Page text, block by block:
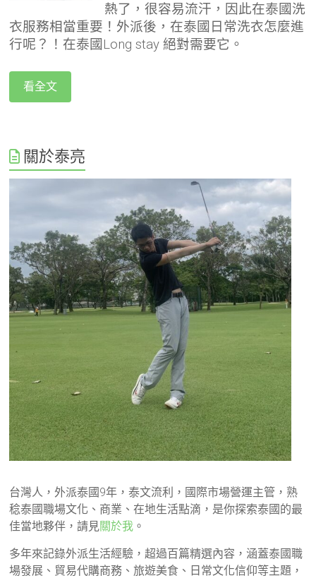
熱了，很容易流汗，因此在泰國洗
衣服務相當重要！外派後，在泰國日常洗衣怎麼進
行呢？！在泰國Long stay 絕對需要它。
看全文
關於泰亮
台灣人，外派泰國9年，泰文流利，國際市場營運主管，熟
稔泰國職場文化、商業、在地生活點滴，是你探索泰國的最
佳當地夥伴，請見關於我 。
多年來記錄外派生活經驗，超過百篇精選內容，涵蓋泰國職
場發展、貿易代購商務、旅遊美食、日常文化信仰等主題，